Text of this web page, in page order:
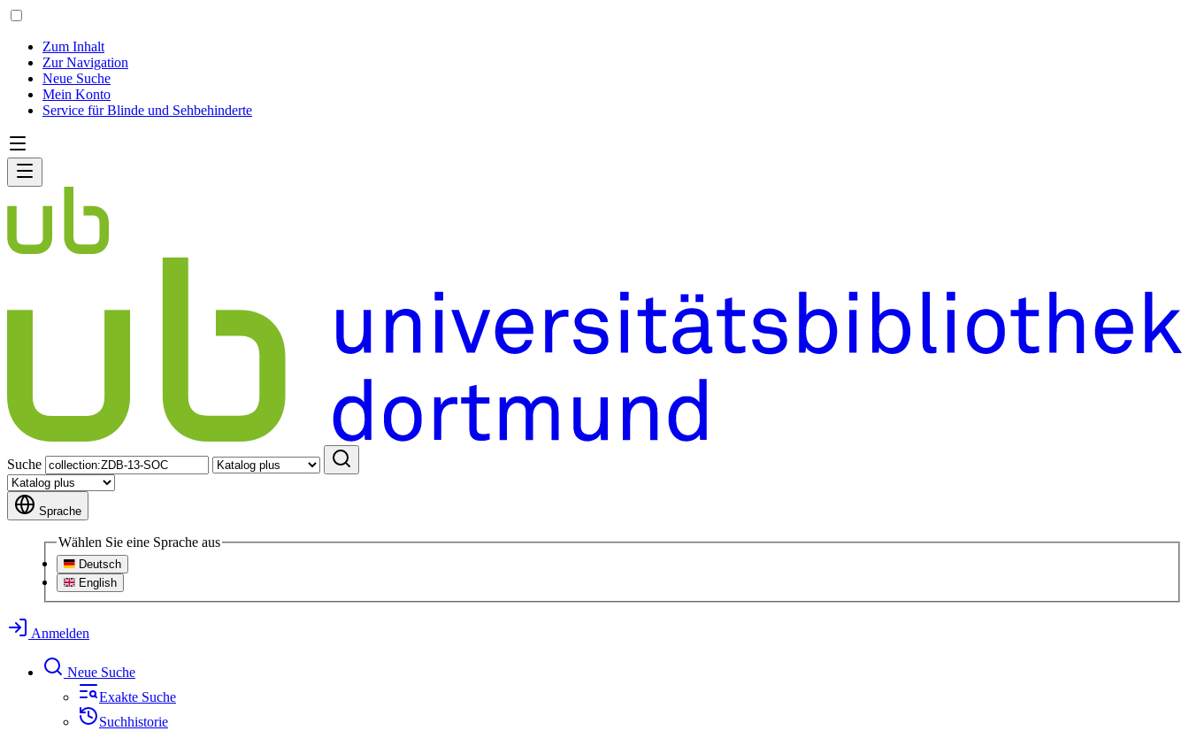
Zum Inhalt
Zur Navigation
Neue Suche
Mein Konto
Service für Blinde und Sehbehinderte
Suche
Sprache
Wählen Sie eine Sprache aus
Deutsch
English
Anmelden
Neue Suche
Exakte Suche
Suchhistorie